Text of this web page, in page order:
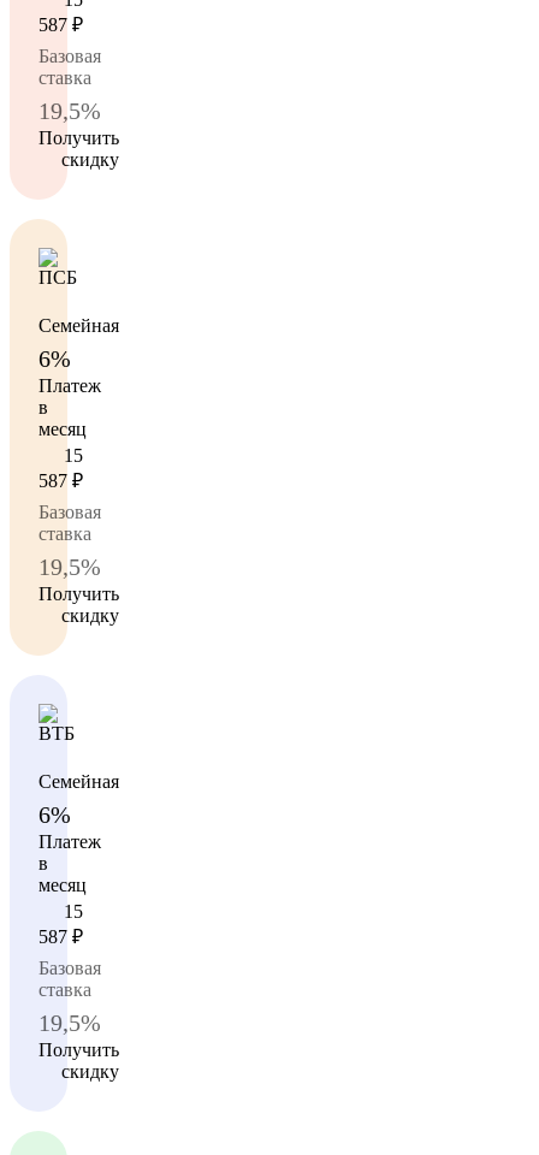
587 ₽
Базовая
ставка
19,5%
Получить
скидку
Семейная
6%
Платеж
в
месяц
15
587 ₽
Базовая
ставка
19,5%
Получить
скидку
Семейная
6%
Платеж
в
месяц
15
587 ₽
Базовая
ставка
19,5%
Получить
скидку